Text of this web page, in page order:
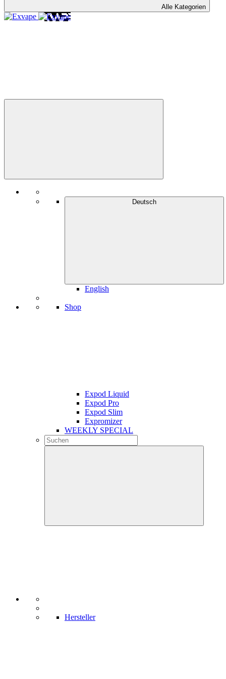
Alle Kategorien
Deutsch
English
Shop
Expod Liquid
Expod Pro
Expod Slim
Expromizer
WEEKLY SPECIAL
Hersteller